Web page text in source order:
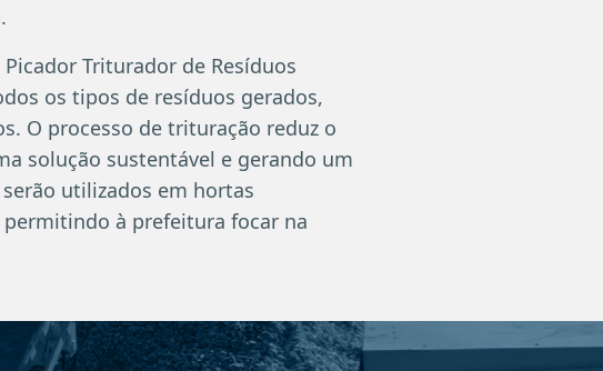
Triturador de Resíduos
os tipos de resíduos gerados,
O processo de trituração reduz o
solução sustentável e gerando um
utilizados em hortas
à prefeitura focar na